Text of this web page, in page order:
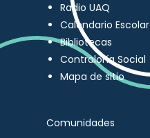
Radio UAQ
Calendario Escolar
Bibliotecas
Contraloría Social
Mapa de sitio
Comunidades